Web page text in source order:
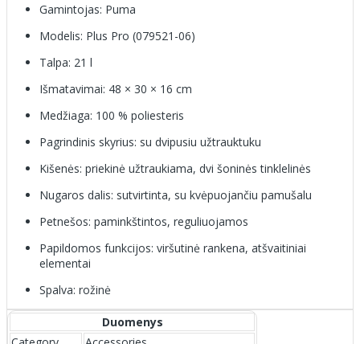
Gamintojas: Puma
Modelis: Plus Pro (079521-06)
Talpa: 21 l
Išmatavimai: 48 × 30 × 16 cm
Medžiaga: 100 % poliesteris
Pagrindinis skyrius: su dvipusiu užtrauktuku
Kišenės: priekinė užtraukiama, dvi šoninės tinklelinės
Nugaros dalis: sutvirtinta, su kvėpuojančiu pamušalu
Petnešos: paminkštintos, reguliuojamos
Papildomos funkcijos: viršutinė rankena, atšvaitiniai
elementai
Spalva: rožinė
Duomenys